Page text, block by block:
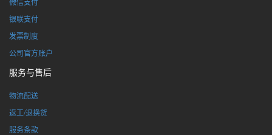
银联支付
发票制度
公司官方账户
服务与售后
物流配送
返工/退换货
服务条款